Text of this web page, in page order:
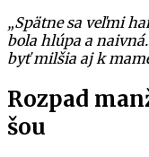
„Spätne sa veľmi
bola hlúpa a
byť milšia aj k
Rozpad
šou